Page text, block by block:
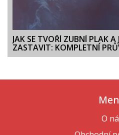
JAK SE TVOŘÍ ZUBNÍ PLAK A
ZASTAVIT: KOMPLETNÍ
O